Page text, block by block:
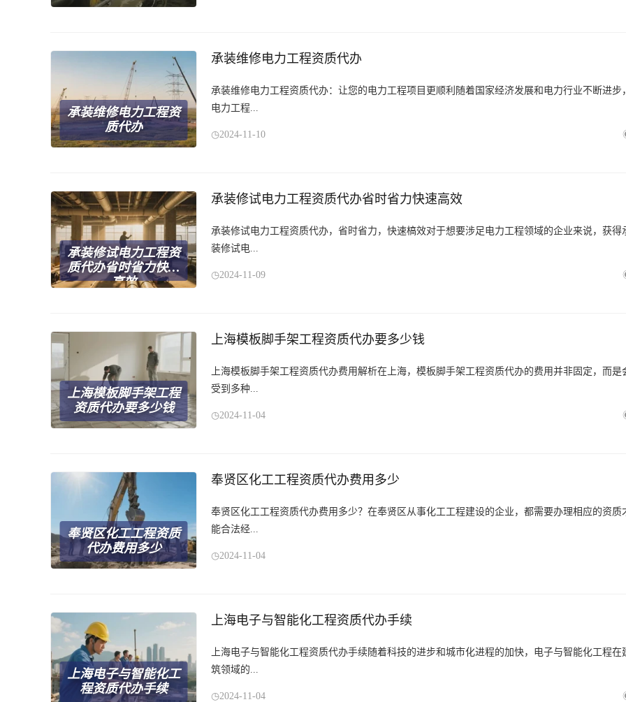
承装维修电力工程资
质代办
承装维修电力工程资质代办
承装维修电力工程资质代办：让您的电力工程项目更顺利随着国家经济发展和电力行业不断进步，
电力工程...
2024-11-10
承装修试电力工程资
质代办省时省力快速
高效
承装修试电力工程资质代办省时省力快速高效
承装修试电力工程资质代办，省时省力，快速槁效对于想要涉足电力工程领域的企业来说，获得
装修试电...
2024-11-09
上海模板脚手架工程
资质代办要多少钱
上海模板脚手架工程资质代办要多少钱
上海模板脚手架工程资质代办费用解析在上海，模板脚手架工程资质代办的费用并非固定，而是
受到多种...
2024-11-04
奉贤区化工工程资质
代办费用多少
奉贤区化工工程资质代办费用多少
奉贤区化工工程资质代办费用多少？在奉贤区从事化工工程建设的企业，都需要办理相应的资质
能合法经...
2024-11-04
上海电子与智能化工
程资质代办手续
上海电子与智能化工程资质代办手续
上海电子与智能化工程资质代办手续随着科技的进步和城市化进程的加快，电子与智能化工程在
筑领域的...
2024-11-04